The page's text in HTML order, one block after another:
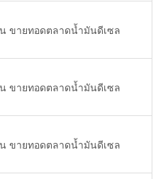
ขายทอดตลาดน้ำมันดีเซล
ขายทอดตลาดน้ำมันดีเซล
ขายทอดตลาดน้ำมันดีเซล